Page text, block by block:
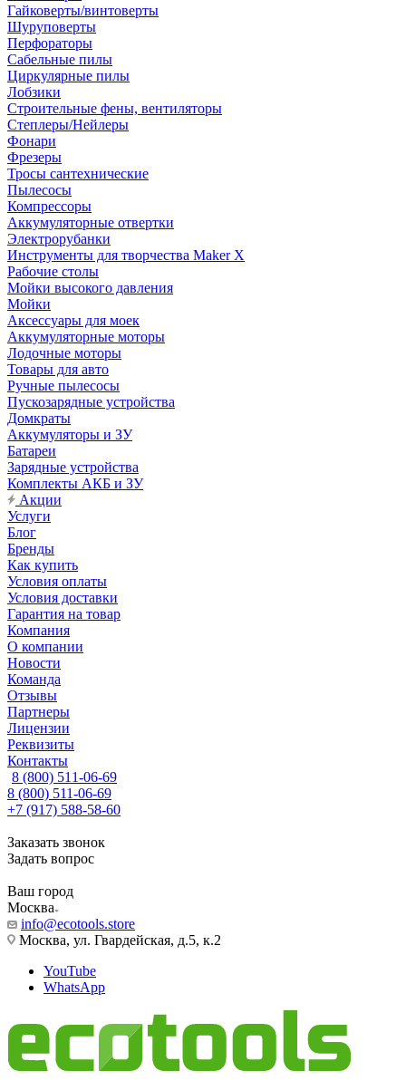
Гайковерты/винтоверты
Шуруповерты
Перфораторы
Сабельные пилы
Циркулярные пилы
Лобзики
Строительные фены, вентиляторы
Степлеры/Нейлеры
Фонари
Фрезеры
Тросы сантехнические
Пылесосы
Компрессоры
Аккумуляторные отвертки
Электрорубанки
Инструменты для творчества Maker X
Рабочие столы
Мойки высокого давления
Мойки
Аксессуары для моек
Аккумуляторные моторы
Лодочные моторы
Товары для авто
Ручные пылесосы
Пускозарядные устройства
Домкраты
Аккумуляторы и ЗУ
Батареи
Зарядные устройства
Комплекты АКБ и ЗУ
Акции
Услуги
Блог
Бренды
Как купить
Условия оплаты
Условия доставки
Гарантия на товар
Компания
О компании
Новости
Команда
Отзывы
Партнеры
Лицензии
Реквизиты
Контакты
8 (800) 511-06-69
8 (800) 511-06-69
+7 (917) 588-58-60
Заказать звонок
Задать вопрос
Ваш город
Москва
info@ecotools.store
Москва, ул. Гвардейская, д.5, к.2
YouTube
WhatsApp